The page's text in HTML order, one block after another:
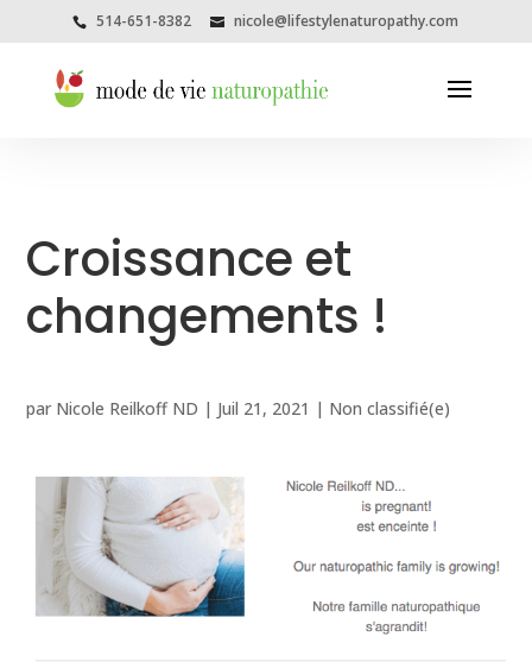
514-651-8382 nicole@lifestylenaturopathy.com
Croissance et
changements !
par Nicole Reilkoff ND | Juil 21, 2021 | Non classifié(e)